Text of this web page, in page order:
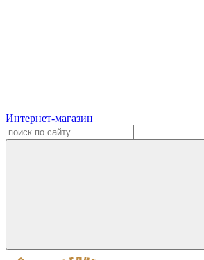
Интернет-магазин